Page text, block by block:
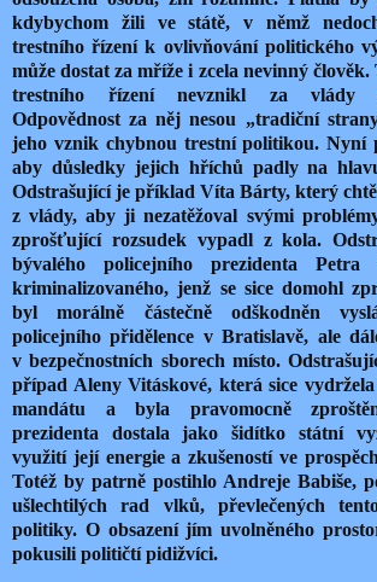
kdybychom žili ve státě, v němž
trestního řízení k ovlivňování politického
může dostat za mříže i zcela nevinný člověk.
trestního řízení nevznikl za vlády
Odpovědnost za něj nesou „tradiční
jeho vznik chybnou trestní politikou. Nyní
aby důsledky jejich hříchů padly na
Odstrašující je příklad Víta Bárty, který
z vlády, aby ji nezatěžoval svými
zprošťující rozsudek vypadl z kola.
bývalého policejního prezidenta Petra
kriminalizovaného, jenž se sice domohl
byl morálně částečně odškodněn
policejního přidělence v Bratislavě, ale
v bezpečnostních sborech místo.
případ Aleny Vitáskové, která sice
mandátu a byla pravomocně
prezidenta dostala jako šidítko státní
využití její energie a zkušeností ve
Totéž by patrně postihlo Andreje Babiše,
ušlechtilých rad vlků, převlečených
politiky. O obsazení jím uvolněného
pokusili političtí pidižvíci.